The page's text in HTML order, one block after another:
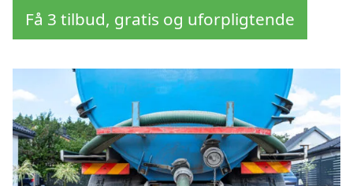
Få 3 tilbud, gratis og uforpligtende